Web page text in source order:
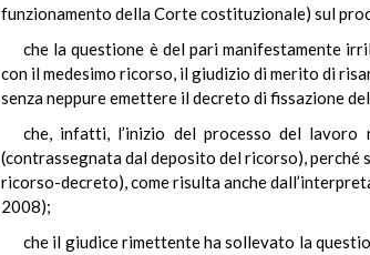
funzionamento della Corte costituzionale) sul
che la questione è del pari manifestamente
con il medesimo ricorso, il giudizio di merito di
senza neppure emettere il decreto di fissazione
che, infatti, l’inizio del processo del
(contrassegnata dal deposito del ricorso),
ricorso-decreto), come risulta anche
2008);
che il giudice rimettente ha sollevato la